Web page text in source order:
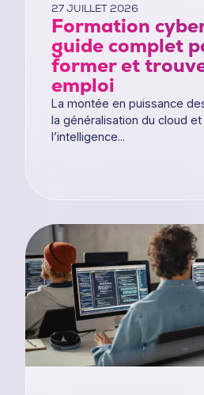
27 JUILLET 2026
Formation
guide complet
former et
emploi
La montée en puissance
la généralisation du cloud et
l’intelligence...